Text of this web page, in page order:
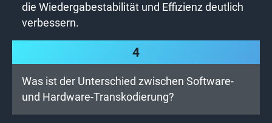
die Wiedergabestabilität und Effizienz deutlich
verbessern.
4
Was ist der Unterschied zwischen Software-
und Hardware-Transkodierung?